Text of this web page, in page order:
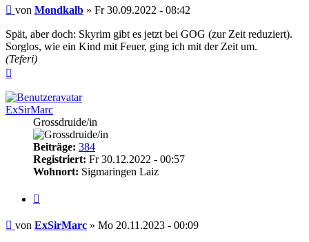
Beitrag
von Mondkalb » Fr 30.09.2022 - 08:42
Spät, aber doch: Skyrim gibt es jetzt bei GOG (zur Zeit reduziert).
Sorglos, wie ein Kind mit Feuer, ging ich mit der Zeit um.
(Teferi)
ExSirMarc
Grossdruide/in
Beiträge: 384
Registriert: Fr 30.12.2022 - 00:57
Wohnort: Sigmaringen Laiz
Beitrag
von ExSirMarc » Mo 20.11.2023 - 00:09